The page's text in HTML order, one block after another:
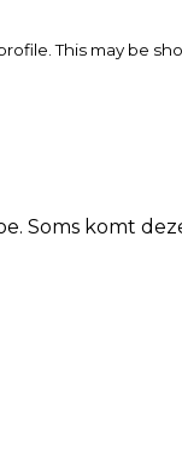
This may be
Soms komt